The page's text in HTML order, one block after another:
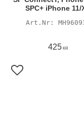
SPC+ iPhone 11/
425KR
Lägg till i favoriter